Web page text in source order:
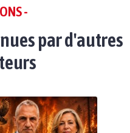
-
par d'autres